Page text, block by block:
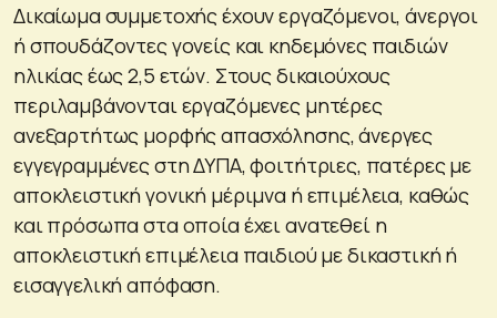
Δικαίωμα συμμετοχής έχουν εργαζόμενοι, άνεργοι
ή σπουδάζοντες γονείς και κηδεμόνες παιδιών
ηλικίας έως 2,5 ετών. Στους δικαιούχους
περιλαμβάνονται εργαζόμενες μητέρες
ανεξαρτήτως μορφής απασχόλησης, άνεργες
εγγεγραμμένες στη ΔΥΠΑ, φοιτήτριες, πατέρες με
αποκλειστική γονική μέριμνα ή επιμέλεια, καθώς
και πρόσωπα στα οποία έχει ανατεθεί η
αποκλειστική επιμέλεια παιδιού με δικαστική ή
εισαγγελική απόφαση.